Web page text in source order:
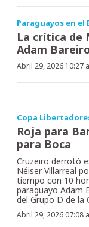
Paraguayos en el
La crítica de
Adam
Abril 29, 2026 10:27
Copa
Roja para
para Boca
Cruzeiro derrotó
Néiser Villarreal
tiempo con 10
paraguayo Adam
del Grupo D de la
Abril 29, 2026 07:08